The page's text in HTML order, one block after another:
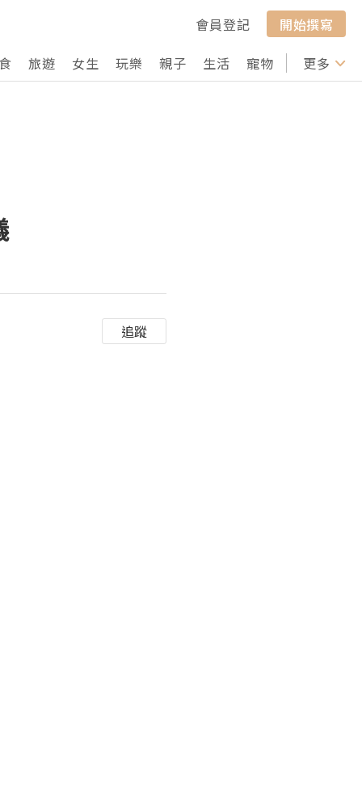
會員登記
開始撰寫
旅遊 女生 玩樂 親子 生活 寵物 行山 打卡
更多
追蹤